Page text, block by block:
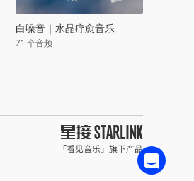
白噪音｜水晶疗愈音乐
71 个音频